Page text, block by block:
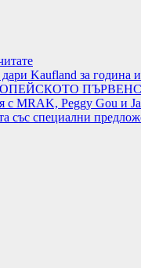
Kaufland за година
с MRAK, Peggy Gou и
със специални